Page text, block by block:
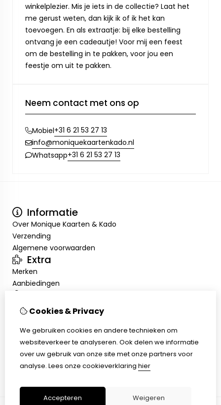
winkelplezier. Mis je iets in de collectie? Laat het
me gerust weten, dan kijk ik of ik het kan
toevoegen. En als extraatje: bij elke bestelling
ontvang je een cadeautje! Voor mij een feest
om de bestelling in te pakken, voor jou een
feestje om uit te pakken.
Neem contact met ons op
Mobiel+31 6 21 53 27 13
info@moniquekaartenkado.nl
Whatsapp+31 6 21 53 27 13
Informatie
Over Monique Kaarten & Kado
Verzending
Algemene voorwaarden
Extra
Merken
Aanbiedingen
Inloggen
Nieuwsbrief
Klantenservice
Contact
Sitemap
Cookies & Privacy
We gebruiken cookies en andere technieken om
websiteverkeer te analyseren. Ook delen we informatie
over uw gebruik van onze site met onze partners voor
analyse. Lees onze cookieverklaring hier
Accepteren Weigeren